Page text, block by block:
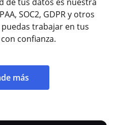
SOC2, GDPR y otros
trabajar en tus
confianza.
más